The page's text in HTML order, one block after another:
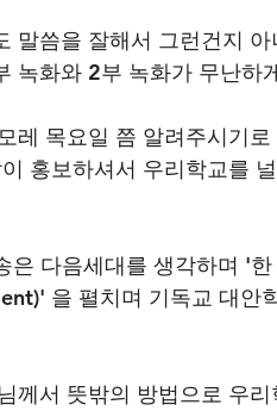
말씀을 잘해서 그런건지
녹화와 2부 녹화가 무난하
레 목요일 쯤 알려주시기
홍보하셔서 우리학교를
은 다음세대를 생각하며 '
을 펼치며 기독교 대안
께서 뜻밖의 방법으로 우